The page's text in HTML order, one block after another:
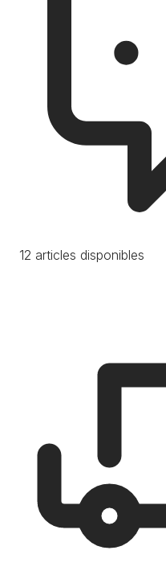
12 articles disponibles